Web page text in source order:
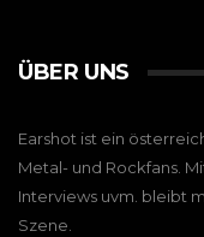
ÜBER UNS
Earshot ist ein
Metal- und Rockfans.
Interviews uvm. bleibt
Szene.